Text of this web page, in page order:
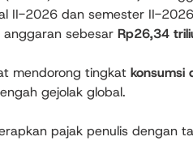
II-2026 dan semester II-
anggaran sebesar Rp26,34
mendorong tingkat konsumsi
gejolak global.
pajak penulis dengan